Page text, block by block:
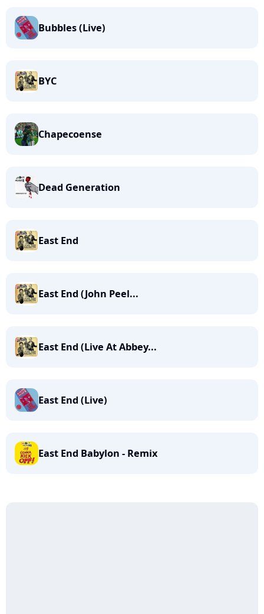
Bubbles (Live)
BYC
Chapecoense
Dead Generation
East End
East End (John Peel...
East End (Live At Abbey...
East End (Live)
East End Babylon - Remix